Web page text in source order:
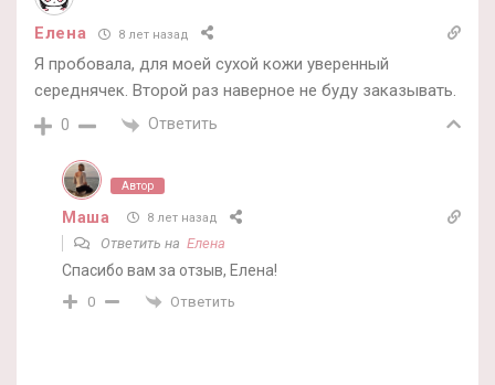
Елена 8 лет назад
Я пробовала, для моей сухой кожи уверенный
середнячек. Второй раз наверное не буду заказывать.
0 Ответить
Автор
Маша 8 лет назад
Ответить на Елена
Спасибо вам за отзыв, Елена!
0 Ответить